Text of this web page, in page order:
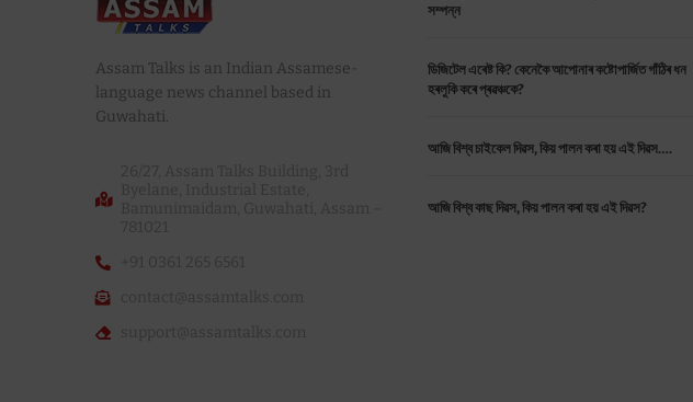
Assam Talks is an Indian Assamese-
language news channel based in
Guwahati.
সম্পন্ন
ডিজিটেল এৰেষ্ট কি? কেনেকৈ আপোনাৰ কষ্টোপাৰ্জিত গাঁঠিৰ ধন
হৰলুকি কৰে প্ৰৱঞ্চকে?
আজি বিশ্ব চাইকেল দিৱস, কিয় পালন কৰা হয় এই দিৱস….
আজি বিশ্ব কাছ দিৱস, কিয় পালন কৰা হয় এই দিৱস?